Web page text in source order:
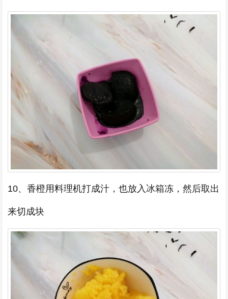
10、香橙用料理机打成汁，也放入冰箱冻，然后取出
来切成块